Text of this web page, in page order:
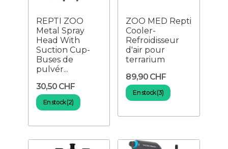
REPTI ZOO
Metal Spray
Head With
Suction Cup-
Buses de
pulvér...
30,50 CHF
En stock (2)
ZOO MED Repti
Cooler-
Refroidisseur
d'air pour
terrarium
89,90 CHF
En stock (3)